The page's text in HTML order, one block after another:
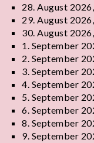
28. August
29. August
30. August
1. September
2. September
3. September
4. September
5. September
6. September
8. September
9. September